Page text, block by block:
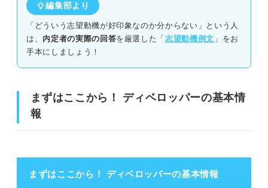
編集部より
「どういう志望動機が好印象なのか分からない」という人
は、 内定者の実際の回答を厳選した「志望動機例文 」をお
手本にしましょう！
まずはここから！ ディベロッパーの基本情
報
まずはここから！ ディベロッパーの基本情報
ディベロッパーの志望動機で環境問題やSDGsへの取り組みに
触れるか
都市計画や環境配慮などの社会貢献の視点を盛り込む